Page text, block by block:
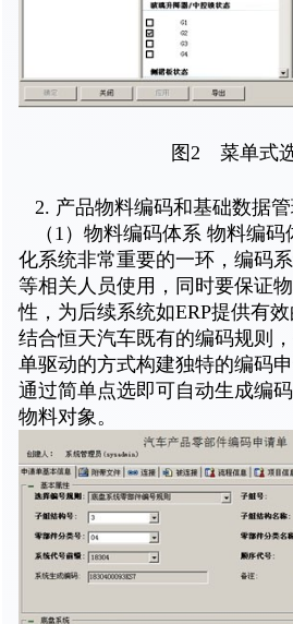
图2 菜单式
2. 产品物料编码和基础数据
（1）物料编码体系 物料编码
化系统非常重要的一环，编码
等相关人员使用，同时要保证
性，为后续系统如ERP提供有
结合恒天汽车既有的编码规则
单驱动的方式构建独特的编码
通过简单点选即可自动生成编
物料对象。